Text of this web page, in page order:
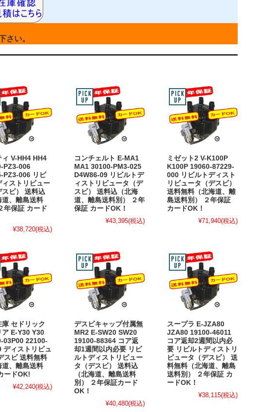
さい。
ィ V-HH4 HH4
PZ3-006
PZ3-006 リビ
ィストリビュー
スビ） 送料込
道、離島送料
年保証 カード
¥38,720(税込)
コンチェルト E-MA1
MA1 30100-PM3-025
D4W86-09 リビルトデ
ィストリビュータ（デ
スビ） 送料込（北海
道、離島送料別） ２年
保証 カードOK！
¥43,395(税込)
ミゼット2 V-K100P
K100P 19060-87229-
000 リビルトディスト
リビュータ（デスビ）
送料無料（北海道、離
島送料別） ２年保証
カードOK！
¥71,940(税込)
庫 セドリック
ア E-Y30 Y30
03P00 22100-
ディストリビュ
スビ 送料無料
道、離島送料
ードOK!
¥42,240(税込)
デスビキャップ付属無
MR2 E-SW20 SW20
19100-88364 コア返
却1週間以内必要 リビ
ルトディストリビュー
タ（デスビ） 送料込
（北海道、離島送料
別） ２年保証カード
OK！
¥40,480(税込)
スープラ E-JZA80
JZA80 19100-46011
コア返却2週間以内必
要 リビルトディストリ
ビュータ（デスビ） 送
料無料（北海道、離島
送料別） ２年保証 カ
ードOK！
¥38,115(税込)